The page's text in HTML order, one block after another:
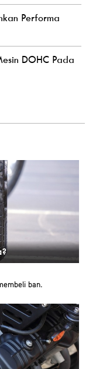
Performa
DOHC Pada
ban.